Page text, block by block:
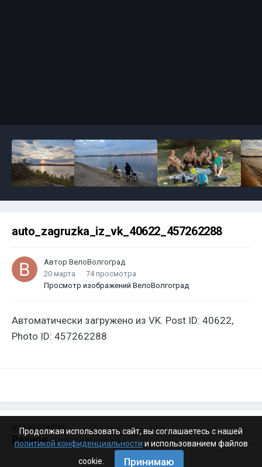
auto_zagruzka_iz_vk_40622_457262288
Автор ВелоВолгоград
20 марта
74 просмотра
Просмотр изображений ВелоВолгоград
Автоматически загружено из VK. Post ID: 40622,
Photo ID: 457262288
ИЗ КАТЕГОРИИ:
Разное · 4 199 изображений
Продолжая использовать сайт, вы соглашаетесь с нашей
политикой конфиденциальности и использованием файлов
cookie.
Принимаю